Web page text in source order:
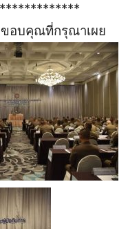
อบคุณที่กรุณาเผย